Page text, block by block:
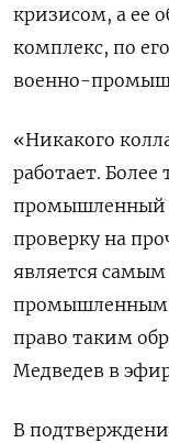
кризисом, а ее
комплекс, по
военно-
«Никакого
работает.
промышленный
проверку на
является
промышленным
право таким
Медведев в
В